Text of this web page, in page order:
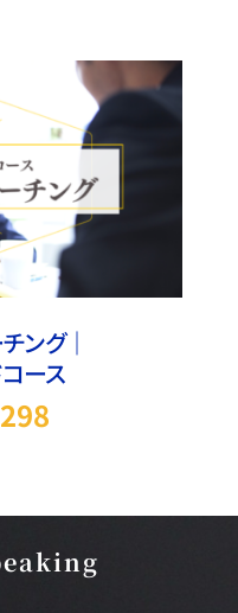
/ 詳細
ング｜
ース
格は